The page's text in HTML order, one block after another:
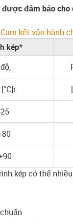
đảm bảo
Cam kết vận hành
kép*
kép có thể